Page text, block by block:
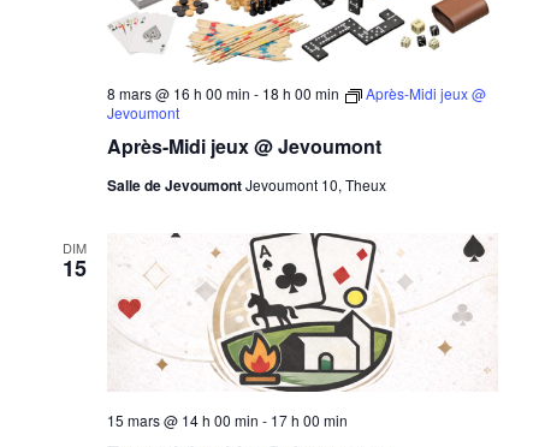
Après-Midi jeux @ Jevoumont
8 mars @ 16 h 00 min - 18 h 00 min
Après-Midi jeux @
Jevoumont
Salle de JevoumontJevoumont 10, Theux
DIM
15
15 mars @ 14 h 00 min - 17 h 00 min